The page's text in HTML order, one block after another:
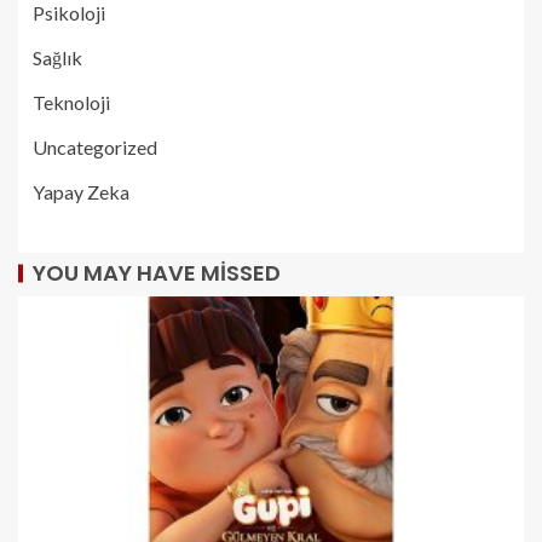
Psikoloji
Sağlık
Teknoloji
Uncategorized
Yapay Zeka
YOU MAY HAVE MISSED